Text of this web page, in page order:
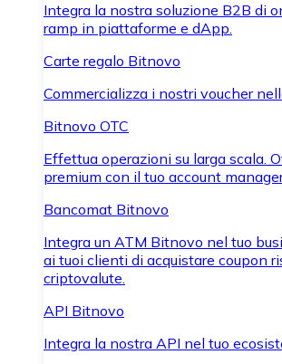
Integra la nostra soluzione B2B di
ramp in piattaforme e dApp.
Carte regalo Bitnovo
Commercializza i nostri voucher
Bitnovo OTC
Effettua operazioni su larga scala.
premium con il tuo account
Bancomat Bitnovo
Integra un ATM Bitnovo nel tuo
ai tuoi clienti di acquistare coupon
criptovalute.
API Bitnovo
Integra la nostra API nel tuo